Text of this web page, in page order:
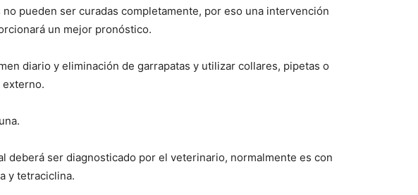
pueden ser curadas completamente, por eso una intervención
un mejor pronóstico.
diario y eliminación de garrapatas y utilizar collares, pipetas o
deberá ser diagnosticado por el veterinario, normalmente es con
y tetraciclina.